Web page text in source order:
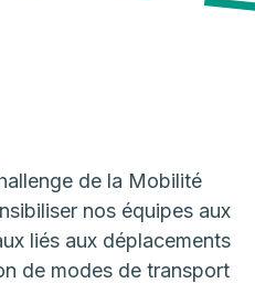
de la Mobilité
nos équipes aux
liés aux déplacements
de modes de transport